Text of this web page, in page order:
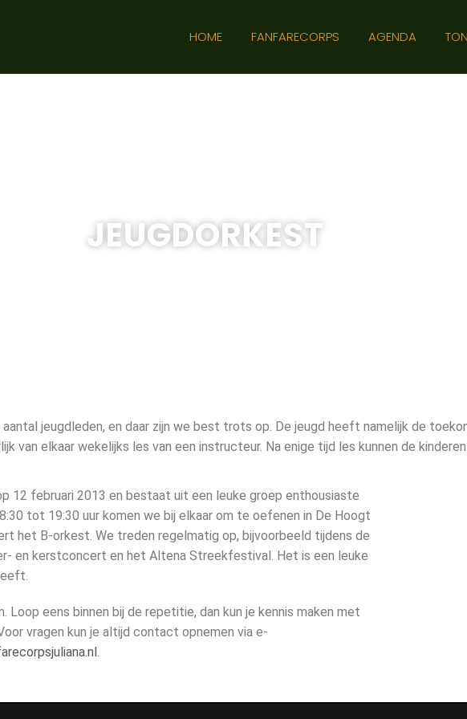
HOME FANFARECORPS AGENDA
JEUGDORKEST
jeugdleden, en daar zijn we best trots op. De jeugd heeft namelijk de
van elkaar wekelijks les van een instructeur. Na enige tijd les kunnen de
12 februari 2013 en bestaat uit een leuke groep enthousiaste
tot 19:30 uur komen we bij elkaar om te oefenen in De Hoogt
het B-orkest. We treden regelmatig op, bijvoorbeeld tijdens de
en kerstconcert en het Altena Streekfestival. Het is een leuke
Loop eens binnen bij de repetitie, dan kun je kennis maken met
vragen kun je altijd contact opnemen via e-
.